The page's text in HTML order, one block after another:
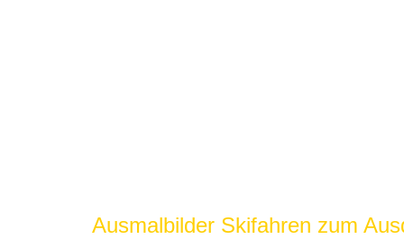
Ausmalbilder Skifahren zum